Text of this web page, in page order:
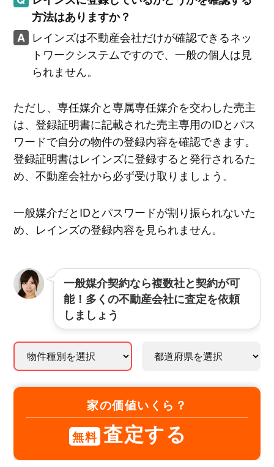
方法はありますか？
レインズは不動産会社だけが確認できるネッ
トワークシステムですので、一般の個人は見
られません。
ただし、専任媒介と専属専任媒介を交わした売主
は、登録証明書に記載された売主専用のIDとパス
ワードで自分の物件の登録内容を確認できます。
登録証明書はレインズに登録すると発行されるた
め、不動産会社から必ず受け取りましょう。
一般媒介だとIDとパスワードが割り振られないた
め、レインズの登録内容を見られません。
一般媒介契約なら複数社と契約が可
能！多くの不動産会社に査定を依頼
しましょう
家の価値いくら？
無料 査定する